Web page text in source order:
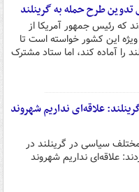
تدوین طرح حمله به گرینلند
که رئیس جمهور آمریکا از
این کشور خواسته است تا
را آماده کند، اما ستاد مشترک
علاقه‌ای نداریم شهروند
سیاسی در گرینلند در
علاقه‌ای نداریم شهروند